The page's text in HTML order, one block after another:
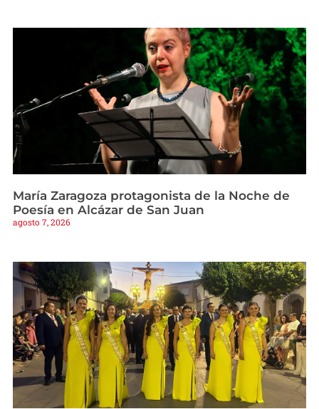
María Zaragoza protagonista de la Noche de
Poesía en Alcázar de San Juan
agosto 7, 2026